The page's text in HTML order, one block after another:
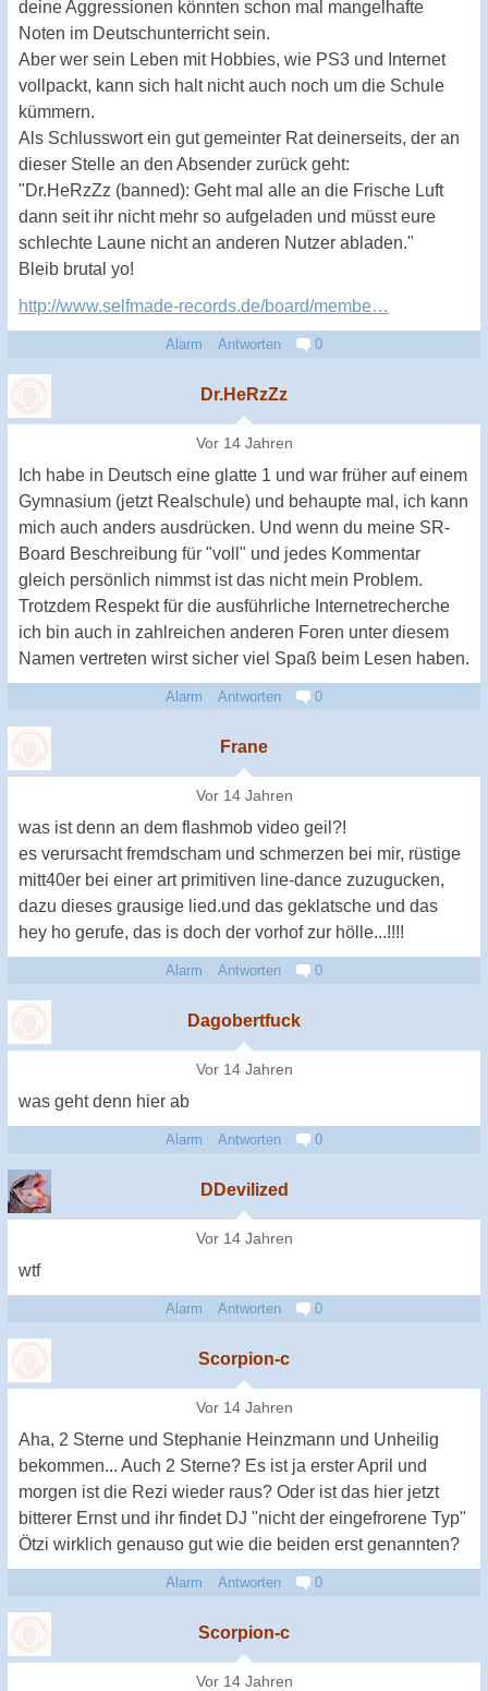
deine Aggressionen könnten schon mal mangelhafte
Noten im Deutschunterricht sein.
Aber wer sein Leben mit Hobbies, wie PS3 und Internet
vollpackt, kann sich halt nicht auch noch um die Schule
kümmern.
Als Schlusswort ein gut gemeinter Rat deinerseits, der an
dieser Stelle an den Absender zurück geht:
"Dr.HeRzZz (banned): Geht mal alle an die Frische Luft
dann seit ihr nicht mehr so aufgeladen und müsst eure
schlechte Laune nicht an anderen Nutzer abladen."
Bleib brutal yo!
http://www.selfmade-records.de/board/membe…
Alarm Antworten 0
Dr.HeRzZz
Vor 14 Jahren
Ich habe in Deutsch eine glatte 1 und war früher auf einem
Gymnasium (jetzt Realschule) und behaupte mal, ich kann
mich auch anders ausdrücken. Und wenn du meine SR-
Board Beschreibung für "voll" und jedes Kommentar
gleich persönlich nimmst ist das nicht mein Problem.
Trotzdem Respekt für die ausführliche Internetrecherche
ich bin auch in zahlreichen anderen Foren unter diesem
Namen vertreten wirst sicher viel Spaß beim Lesen haben.
Alarm Antworten 0
Frane
Vor 14 Jahren
was ist denn an dem flashmob video geil?!
es verursacht fremdscham und schmerzen bei mir, rüstige
mitt40er bei einer art primitiven line-dance zuzugucken,
dazu dieses grausige lied.und das geklatsche und das
hey ho gerufe, das is doch der vorhof zur hölle...!!!!
Alarm Antworten 0
Dagobertfuck
Vor 14 Jahren
was geht denn hier ab
Alarm Antworten 0
DDevilized
Vor 14 Jahren
wtf
Alarm Antworten 0
Scorpion-c
Vor 14 Jahren
Aha, 2 Sterne und Stephanie Heinzmann und Unheilig
bekommen... Auch 2 Sterne? Es ist ja erster April und
morgen ist die Rezi wieder raus? Oder ist das hier jetzt
bitterer Ernst und ihr findet DJ "nicht der eingefrorene Typ"
Ötzi wirklich genauso gut wie die beiden erst genannten?
Alarm Antworten 0
Scorpion-c
Vor 14 Jahren